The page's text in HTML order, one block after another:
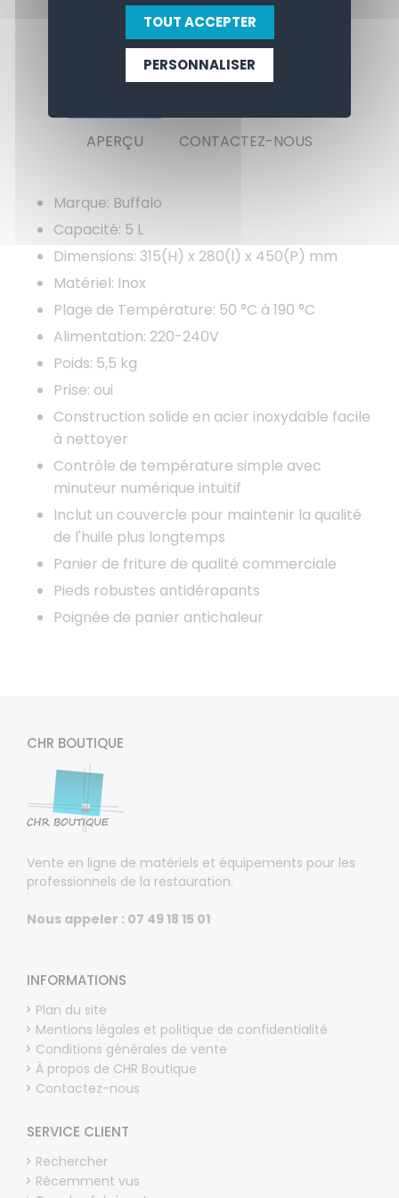
APERÇU CONTACTEZ-NOUS
Marque: Buffalo
Capacité: 5 L
Dimensions: 315(H) x 280(l) x 450(P) mm
Matériel: Inox
Plage de Température: 50 °C à 190 °C
Alimentation: 220-240V
Poids: 5,5 kg
Prise: oui
Construction solide en acier inoxydable facile
à nettoyer
Contrôle de température simple avec
minuteur numérique intuitif
Inclut un couvercle pour maintenir la qualité
de l'huile plus longtemps
Panier de friture de qualité commerciale
Pieds robustes antidérapants
Poignée de panier antichaleur
CHR BOUTIQUE
Vente en ligne de matériels et équipements pour les
professionnels de la restauration.
Nous appeler : 07 49 18 15 01
INFORMATIONS
Plan du site
Mentions légales et politique de confidentialité
Conditions générales de vente
À propos de CHR Boutique
Contactez-nous
SERVICE CLIENT
Rechercher
Récemment vus
TOUT ACCEPTER
PERSONNALISER